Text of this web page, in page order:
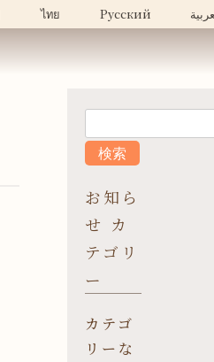
ไทย Русский
お知ら
せ カ
テゴリ
ー
カテゴ
リーな